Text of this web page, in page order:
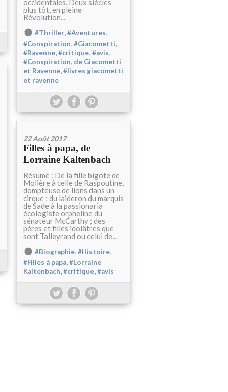
occidentales. Deux siècles
plus tôt, en pleine
Révolution...
#Thriller,#Aventures,
#Conspiration,#Giacometti,
#Ravenne,#critique,#avis,
#Conspiration, de Giacometti
et Ravenne,#livres giacometti
et ravenne
22 Août 2017
Filles à papa, de
Lorraine Kaltenbach
Résumé : De la fille bigote de
Molière à celle de Raspoutine,
dompteuse de lions dans un
cirque ; du laideron du marquis
de Sade à la passionaria
écologiste orpheline du
sénateur McCarthy ; des
pères et filles idolâtres que
sont Talleyrand ou celui de...
#Biographie,#Histoire,
#Filles à papa,#Lorraine
Kaltenbach,#critique,#avis